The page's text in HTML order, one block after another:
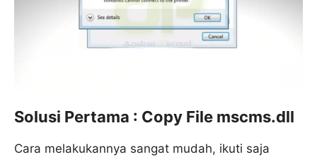
Solusi Pertama : Copy File mscms.dll
Cara melakukannya sangat mudah, ikuti saja